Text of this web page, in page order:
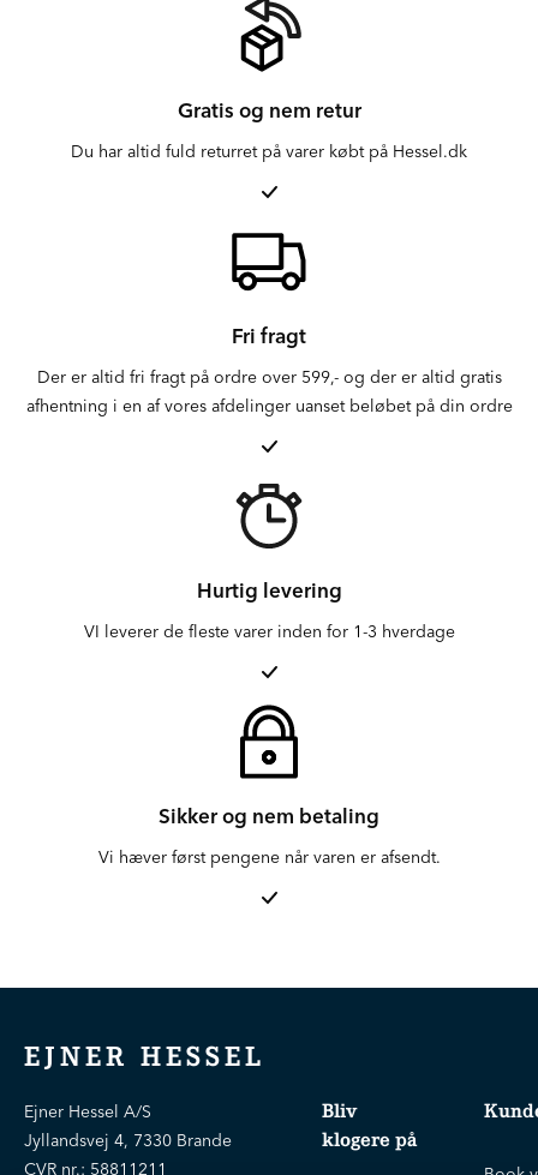
Gratis og nem retur
Du har altid fuld returret på varer købt på Hessel.dk
Fri fragt
Der er altid fri fragt på ordre over 599,- og der er altid gratis
afhentning i en af vores afdelinger uanset beløbet på din ordre
Hurtig levering
VI leverer de fleste varer inden for 1-3 hverdage
Sikker og nem betaling
Vi hæver først pengene når varen er afsendt.
EJNER HESSEL
Ejner Hessel A/S
Jyllandsvej 4, 7330 Brande
CVR nr.: 58811211
Bliv
klogere på